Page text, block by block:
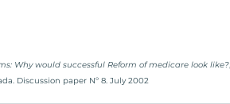
Why would successful Reform of medicare look like?
Discussion paper Nº 8. July 2002